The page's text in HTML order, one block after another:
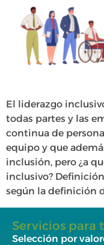
El liderazgo
todas partes y las
continua de
equipo y que
inclusión, pero ¿a
inclusivo?
según la definición
Servicios para
Selección por